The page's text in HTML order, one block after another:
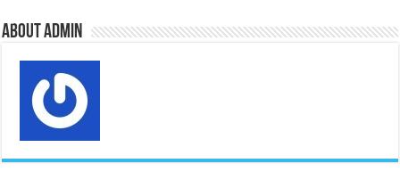
s
About admin